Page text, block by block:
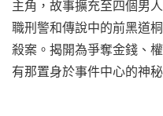
主角，故事擴充至四個男
職刑警和傳說中的前黑道
殺案。揭開為爭奪金錢、
有那置身於事件中心的神